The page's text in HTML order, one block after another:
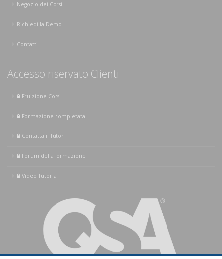
Negozio dei Corsi
Richiedi la Demo
Contatti
Accesso riservato Clienti
Fruizione Corsi
Formazione completata
Contatta il Tutor
Forum della formazione
Video Tutorial